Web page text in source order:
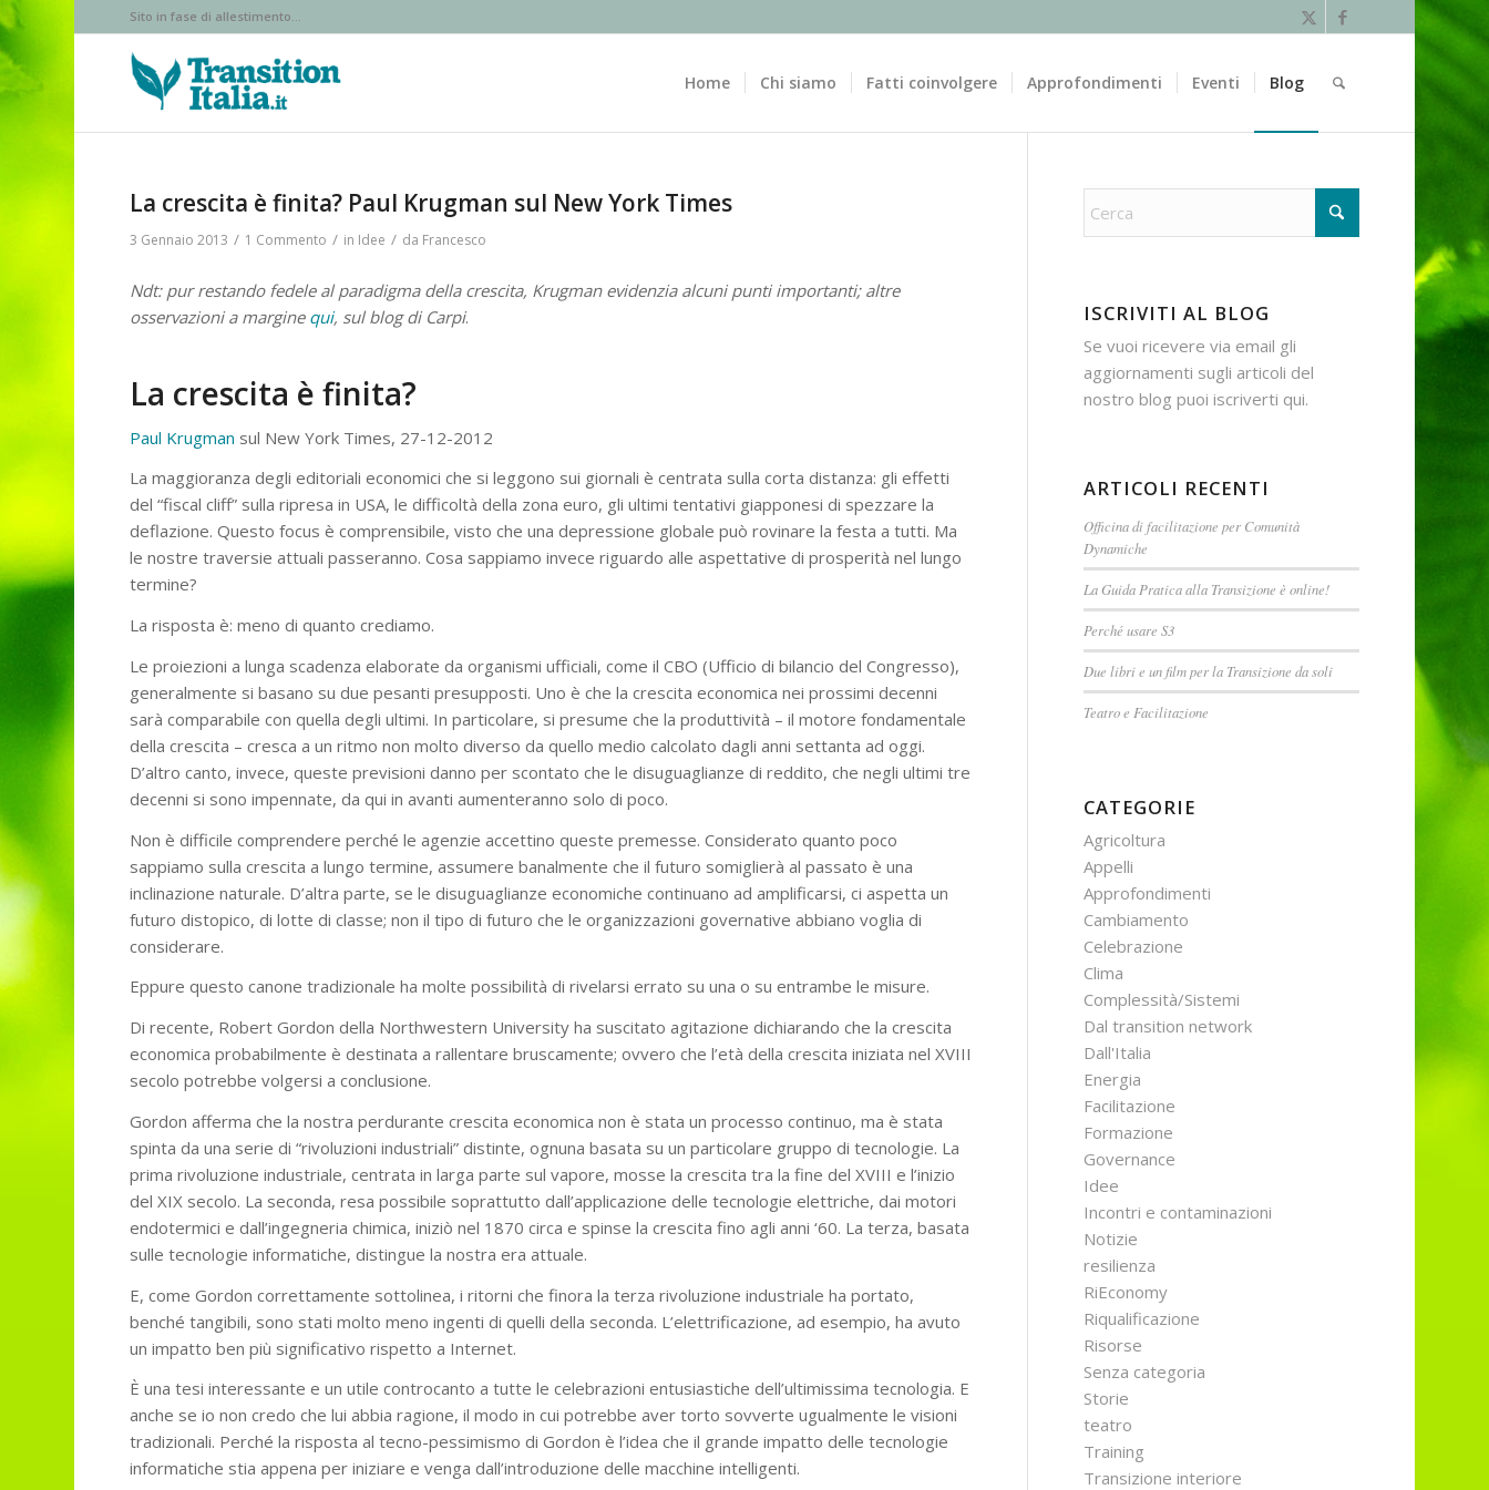
Sito in fase di allestimento...
Home Chi siamo Fatti coinvolgere Approfondimenti Eventi Blog
La crescita è finita? Paul Krugman sul New York Times
3 Gennaio 2013 / 1 Commento / in Idee / da Francesco
Ndt: pur restando fedele al paradigma della crescita, Krugman evidenzia alcuni punti importanti; altre
osservazioni a margine qui, sul blog di Carpi.
La crescita è finita?
Paul Krugman sul New York Times, 27-12-2012
La maggioranza degli editoriali economici che si leggono sui giornali è centrata sulla corta distanza: gli effetti
del “fiscal cliff” sulla ripresa in USA, le difficoltà della zona euro, gli ultimi tentativi giapponesi di spezzare la
deflazione. Questo focus è comprensibile, visto che una depressione globale può rovinare la festa a tutti. Ma
le nostre traversie attuali passeranno. Cosa sappiamo invece riguardo alle aspettative di prosperità nel lungo
termine?
La risposta è: meno di quanto crediamo.
Le proiezioni a lunga scadenza elaborate da organismi ufficiali, come il CBO (Ufficio di bilancio del Congresso),
generalmente si basano su due pesanti presupposti. Uno è che la crescita economica nei prossimi decenni
sarà comparabile con quella degli ultimi. In particolare, si presume che la produttività – il motore fondamentale
della crescita – cresca a un ritmo non molto diverso da quello medio calcolato dagli anni settanta ad oggi.
D’altro canto, invece, queste previsioni danno per scontato che le disuguaglianze di reddito, che negli ultimi tre
decenni si sono impennate, da qui in avanti aumenteranno solo di poco.
Non è difficile comprendere perché le agenzie accettino queste premesse. Considerato quanto poco
sappiamo sulla crescita a lungo termine, assumere banalmente che il futuro somiglierà al passato è una
inclinazione naturale. D’altra parte, se le disuguaglianze economiche continuano ad amplificarsi, ci aspetta un
futuro distopico, di lotte di classe; non il tipo di futuro che le organizzazioni governative abbiano voglia di
considerare.
Eppure questo canone tradizionale ha molte possibilità di rivelarsi errato su una o su entrambe le misure.
Di recente, Robert Gordon della Northwestern University ha suscitato agitazione dichiarando che la crescita
economica probabilmente è destinata a rallentare bruscamente; ovvero che l’età della crescita iniziata nel XVIII
secolo potrebbe volgersi a conclusione.
Gordon afferma che la nostra perdurante crescita economica non è stata un processo continuo, ma è stata
spinta da una serie di “rivoluzioni industriali” distinte, ognuna basata su un particolare gruppo di tecnologie. La
prima rivoluzione industriale, centrata in larga parte sul vapore, mosse la crescita tra la fine del XVIII e l’inizio
del XIX secolo. La seconda, resa possibile soprattutto dall’applicazione delle tecnologie elettriche, dai motori
endotermici e dall’ingegneria chimica, iniziò nel 1870 circa e spinse la crescita fino agli anni ‘60. La terza, basata
sulle tecnologie informatiche, distingue la nostra era attuale.
E, come Gordon correttamente sottolinea, i ritorni che finora la terza rivoluzione industriale ha portato,
benché tangibili, sono stati molto meno ingenti di quelli della seconda. L’elettrificazione, ad esempio, ha avuto
un impatto ben più significativo rispetto a Internet.
È una tesi interessante e un utile controcanto a tutte le celebrazioni entusiastiche dell’ultimissima tecnologia. E
anche se io non credo che lui abbia ragione, il modo in cui potrebbe aver torto sovverte ugualmente le visioni
tradizionali. Perché la risposta al tecno-pessimismo di Gordon è l’idea che il grande impatto delle tecnologie
informatiche stia appena per iniziare e venga dall’introduzione delle macchine intelligenti.
ISCRIVITI AL BLOG
Se vuoi ricevere via email gli
aggiornamenti sugli articoli del
nostro blog puoi iscriverti qui.
ARTICOLI RECENTI
Officina di facilitazione per Comunità
Dynamiche
La Guida Pratica alla Transizione è online!
Perché usare S3
Due libri e un film per la Transizione da soli
Teatro e Facilitazione
CATEGORIE
Agricoltura
Appelli
Approfondimenti
Cambiamento
Celebrazione
Clima
Complessità/Sistemi
Dal transition network
Dall'Italia
Energia
Facilitazione
Formazione
Governance
Idee
Incontri e contaminazioni
Notizie
resilienza
RiEconomy
Riqualificazione
Risorse
Senza categoria
Storie
teatro
Training
Transizione interiore